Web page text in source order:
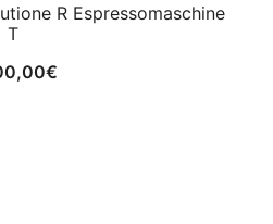
R Espressomaschine
T
€